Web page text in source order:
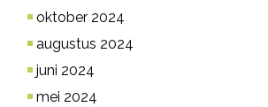
oktober 2024
augustus 2024
juni 2024
mei 2024